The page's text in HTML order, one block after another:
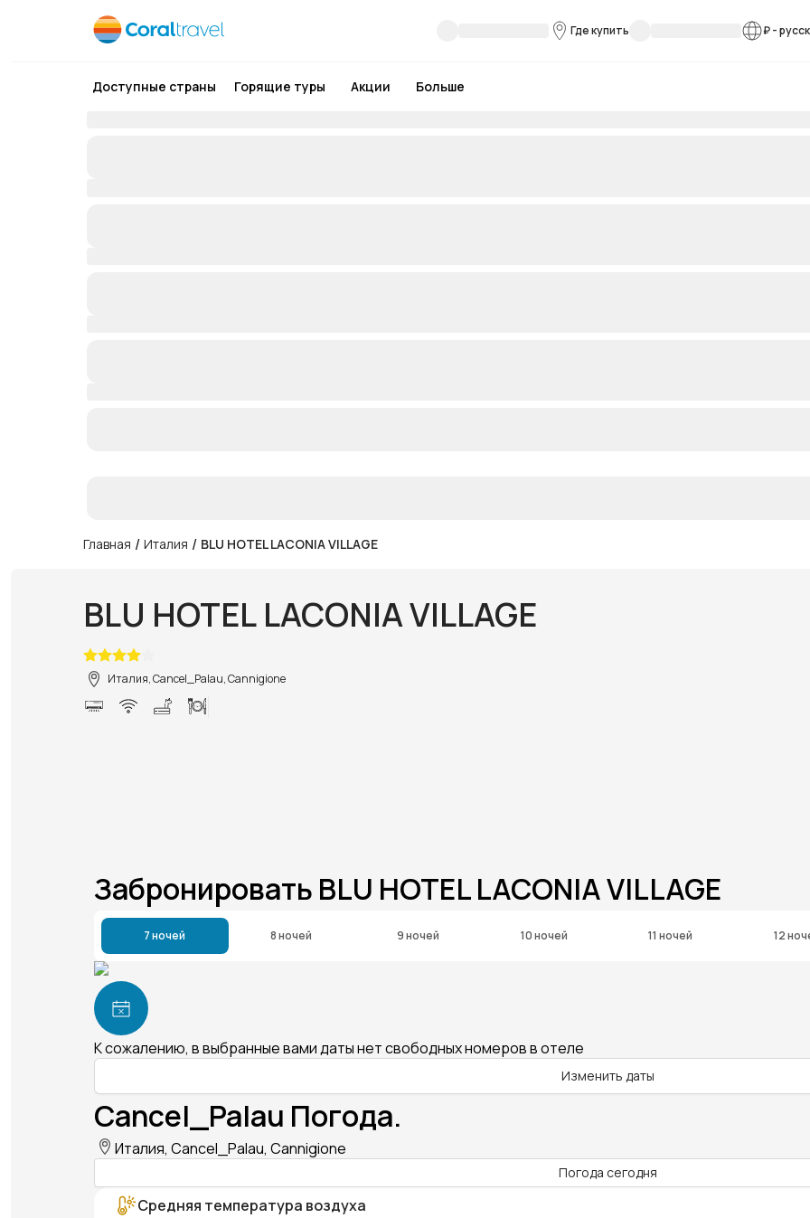
Где купить ₽-
Доступные страны Горящие туры Акции Больше
Главная / Италия / BLU HOTEL LACONIA VILLAGE
BLU HOTEL LACONIA VILLAGE
Италия, Cancel_Palau, Cannigione
Забронировать BLU HOTEL LACONIA VILLAGE
7 ночей 8 ночей 9 ночей 10 ночей 11 ночей 12
К сожалению, в выбранные вами даты нет свободных номеров в отеле
Изменить даты
Cancel_Palau Погода.
Италия, Cancel_Palau, Cannigione
Погода сегодня
Средняя температура воздуха